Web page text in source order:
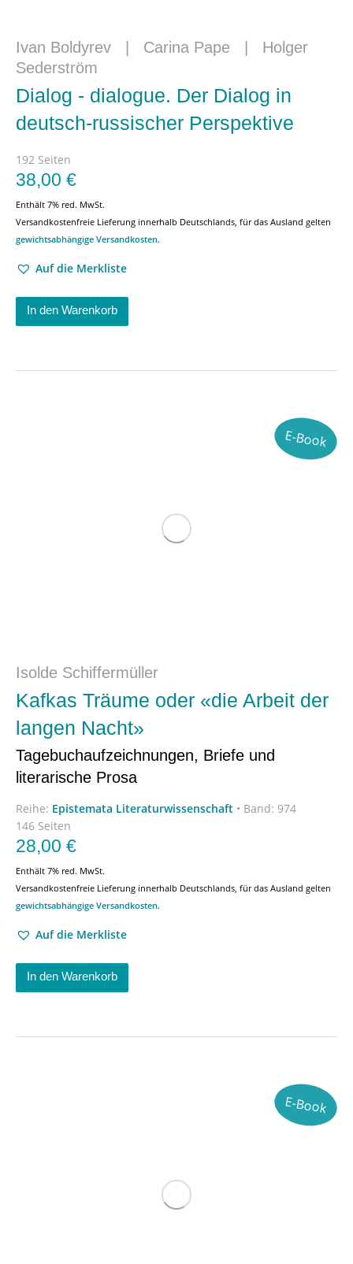
Ivan Boldyrev Carina Pape
Holger
Sederström
Dialog - dialogue. Der Dialog in
deutsch-russischer Perspektive
192 Seiten
38,00 €
Enthält 7% red. MwSt.
Versandkostenfreie Lieferung innerhalb Deutschlands, für das Ausland gelten
gewichtsabhängige Versandkosten.
Auf die Merkliste
In den Warenkorb
E-Book
Isolde Schiffermüller
Kafkas Träume oder «die Arbeit der
langen Nacht»
Tagebuchaufzeichnungen, Briefe und
literarische Prosa
Reihe: Epistemata Literaturwissenschaft • Band: 974
146 Seiten
28,00 €
Enthält 7% red. MwSt.
Versandkostenfreie Lieferung innerhalb Deutschlands, für das Ausland gelten
gewichtsabhängige Versandkosten.
Auf die Merkliste
In den Warenkorb
E-Book